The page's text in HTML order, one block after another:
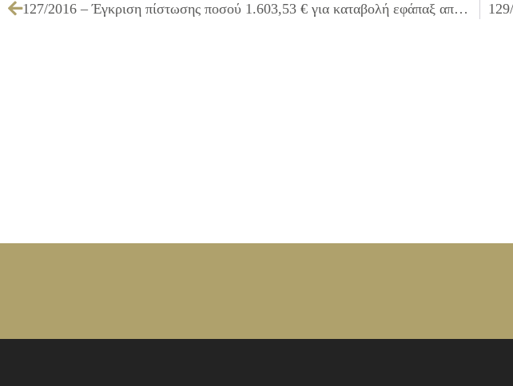
127/2016 – Έγκριση πίστωσης ποσού 1.603,53 € για καταβολή εφάπαξ αποζημίωσης λόγω συνταξιοδότησης τέως υπαλλήλου του Δήμου Ιλίου.